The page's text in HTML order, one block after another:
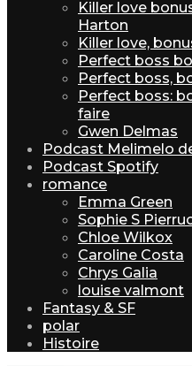
Killer love
Harton
Killer love,
Perfect boss
Perfect boss,
Perfect boss:
faire
Gwen Delmas
Podcast Melimelo
Podcast Spotify
romance
Emma Green
Sophie S
Chloe Wilkox
Caroline Costa
Chrys Galia
louise valmont
Fantasy & SF
polar
Histoire